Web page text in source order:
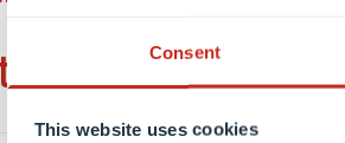
Consent
This website uses cookies